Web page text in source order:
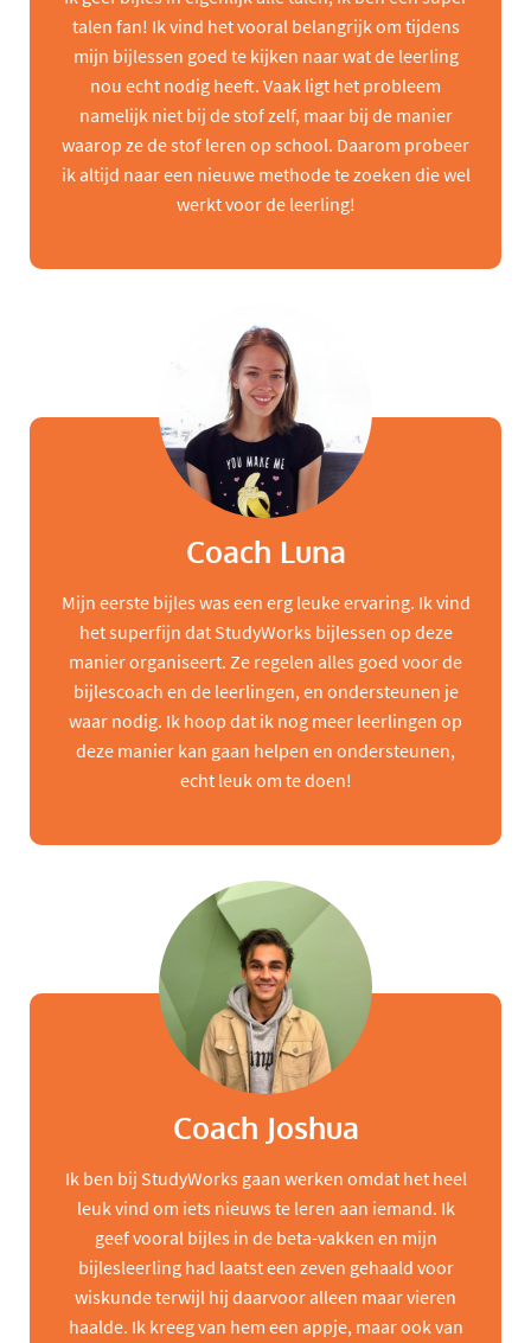
talen fan! Ik vind het vooral belangrijk om tijdens
mijn bijlessen goed te kijken naar wat de leerling
nou echt nodig heeft. Vaak ligt het probleem
namelijk niet bij de stof zelf, maar bij de manier
waarop ze de stof leren op school. Daarom probeer
ik altijd naar een nieuwe methode te zoeken die wel
werkt voor de leerling!
Coach Luna
Mijn eerste bijles was een erg leuke ervaring. Ik vind
het superfijn dat StudyWorks bijlessen op deze
manier organiseert. Ze regelen alles goed voor de
bijlescoach en de leerlingen, en ondersteunen je
waar nodig. Ik hoop dat ik nog meer leerlingen op
deze manier kan gaan helpen en ondersteunen,
echt leuk om te doen!
Coach Joshua
Ik ben bij StudyWorks gaan werken omdat het heel
leuk vind om iets nieuws te leren aan iemand. Ik
geef vooral bijles in de beta-vakken en mijn
bijlesleerling had laatst een zeven gehaald voor
wiskunde terwijl hij daarvoor alleen maar vieren
haalde. Ik kreeg van hem een appje, maar ook van